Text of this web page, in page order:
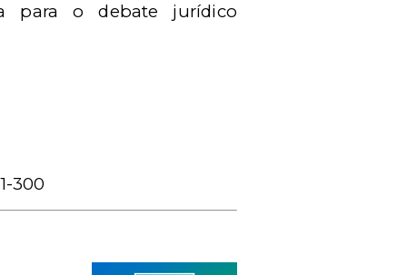
para o debate jurídico
300